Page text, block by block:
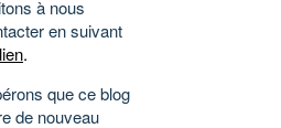
à nous
en suivant
.
que ce blog
de nouveau